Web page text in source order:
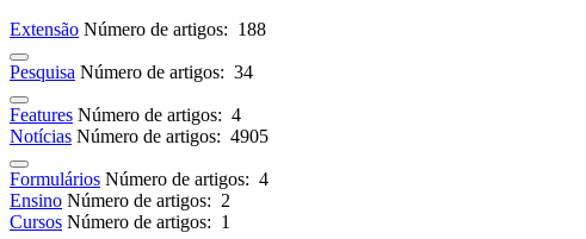
Extensão Número de artigos: 188
Pesquisa Número de artigos: 34
Features Número de artigos: 4
Notícias Número de artigos: 4905
Formulários Número de artigos: 4
Ensino Número de artigos: 2
Cursos Número de artigos: 1